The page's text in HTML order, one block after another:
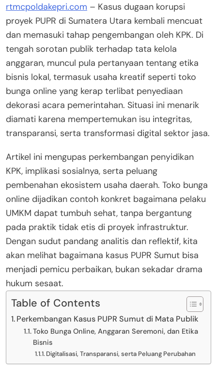
rtmcpoldakepri.com – Kasus dugaan korupsi
proyek PUPR di Sumatera Utara kembali mencuat
dan memasuki tahap pengembangan oleh KPK. Di
tengah sorotan publik terhadap tata kelola
anggaran, muncul pula pertanyaan tentang etika
bisnis lokal, termasuk usaha kreatif seperti toko
bunga online yang kerap terlibat penyediaan
dekorasi acara pemerintahan. Situasi ini menarik
diamati karena mempertemukan isu integritas,
transparansi, serta transformasi digital sektor jasa.
Artikel ini mengupas perkembangan penyidikan
KPK, implikasi sosialnya, serta peluang
pembenahan ekosistem usaha daerah. Toko bunga
online dijadikan contoh konkret bagaimana pelaku
UMKM dapat tumbuh sehat, tanpa bergantung
pada praktik tidak etis di proyek infrastruktur.
Dengan sudut pandang analitis dan reflektif, kita
akan melihat bagaimana kasus PUPR Sumut bisa
menjadi pemicu perbaikan, bukan sekadar drama
hukum sesaat.
Table of Contents
Perkembangan Kasus PUPR Sumut di Mata Publik
Toko Bunga Online, Anggaran Seremoni, dan Etika
Bisnis
Digitalisasi, Transparansi, serta Peluang Perubahan